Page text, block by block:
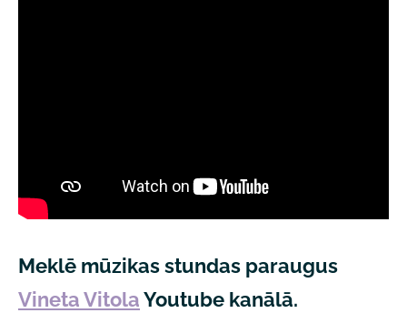
Meklē mūzikas stundas paraugus
Vineta Vitola Youtube kanālā.